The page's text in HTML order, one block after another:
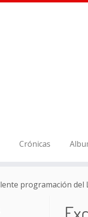
Crónicas
programación del